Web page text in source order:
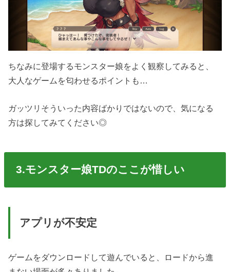
ちなみに登場するモンスター娘をよく観察してみると、
大人なゲームを匂わせるポイントも…
ガッツリそういった内容ばかりではないので、気になる
方は探してみてください◎
3.モンスター娘TDのここが惜しい
アプリが不安定
ゲームをダウンロードして遊んでいると、ロードから進